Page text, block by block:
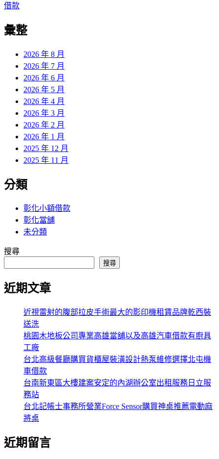
導
覽
借款
彙整
2026 年 8 月
2026 年 7 月
2026 年 6 月
2026 年 5 月
2026 年 4 月
2026 年 3 月
2026 年 2 月
2026 年 1 月
2025 年 12 月
2025 年 11 月
分類
彰化小額借款
彰化當舖
未分類
搜尋
搜尋
近期文章
近視雷射的腹部拉皮手術最大的影印機租賃品牌乾西裝
送洗
桃園木地板公司專業高雄當舖以及高雄汽車借款有廚具
工廠
台北高級餐廳購買貨櫃屋裝潢設計熱泵維修選擇北屯機
車借款
台南新東區大樓建案安定的內湖辦公室出租服務日立服
務站
台北記帳士事務所營業Force Sensor購買神桌推薦電動麻
將桌
近期留言